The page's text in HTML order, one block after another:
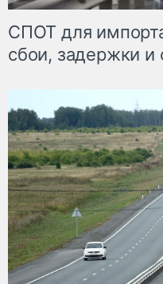
СПОТ для
сбои, задержки